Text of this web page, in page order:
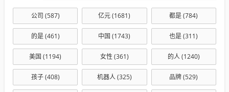
公司 (587) 亿元(1681) 都是(784)
的是(461) 中国 (1743) 也是(311)
美国 (1194) 女性 (361) 的人(1240)
孩子(408) 机器人(325) 品牌(529)